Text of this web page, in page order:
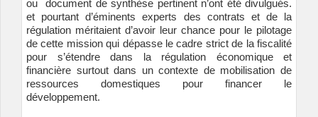
ou document de synthèse pertinent n’ont été divulgués.
et pourtant d’éminents experts des contrats et de la
régulation méritaient d’avoir leur chance pour le pilotage
de cette mission qui dépasse le cadre strict de la fiscalité
pour s’étendre dans la régulation économique et
financière surtout dans un contexte de mobilisation de
ressources domestiques pour financer le
développement.